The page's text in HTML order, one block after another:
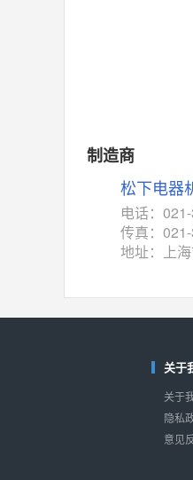
制造商
松下电器
电话：
传真：
地址：上
关于
关于
隐私
意见